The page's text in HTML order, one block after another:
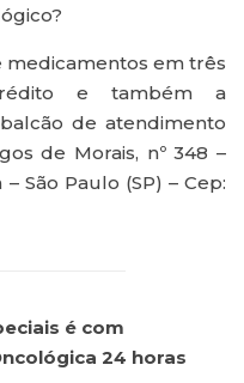
medicamentos em três
e também a
de atendimento
de Morais, nº 348 –
São Paulo (SP) – Cep:
é com
24 horas